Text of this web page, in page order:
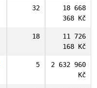
32
18 668
368 Kč
18
11 726
168 Kč
5
2 632 960
Kč